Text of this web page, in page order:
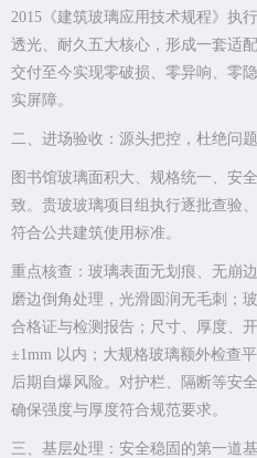
2015《建筑玻璃应用技术规程》执
透光、耐久五大核心，形成一套适
交付至今实现零破损、零异响、零
实屏障。
二、进场验收：源头把控，杜绝问
图书馆玻璃面积大、规格统一、安
致。贵玻玻璃项目组执行逐批查验
符合公共建筑使用标准。
重点核查：玻璃表面无划痕、无崩
磨边倒角处理，光滑圆润无毛刺；
合格证与检测报告；尺寸、厚度、
±1mm 以内；大规格玻璃额外检查
后期自爆风险。对护栏、隔断等安
确保强度与厚度符合规范要求。
三、基层处理：安全稳固的第一道